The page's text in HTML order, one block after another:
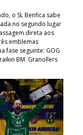
o SL Benfica sabe
no segundo lugar
direta aos
emblemas
fase seguinte: GOG
BM. Granollers